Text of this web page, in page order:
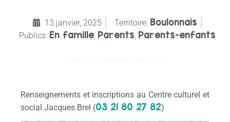
13 janvier, 2025 Territoire: Boulonnais
Publics: En famille, Parents Parents-enfants
Renseignements et inscriptions au Centre culturel et
social Jacques Brel (03 21 80 27 82)